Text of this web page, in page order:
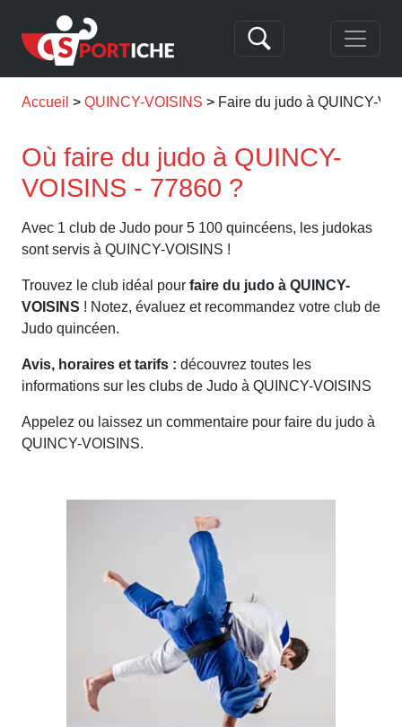
Accueil QUINCY-VOISINS Faire du judo à QUINCY-
Où faire du judo à QUINCY-
VOISINS - 77860 ?
Avec 1 club de Judo pour 5 100 quincéens, les judokas
sont servis à QUINCY-VOISINS !
Trouvez le club idéal pour faire du judo à QUINCY-
VOISINS ! Notez, évaluez et recommandez votre club de
Judo quincéen.
Avis, horaires et tarifs : découvrez toutes les
informations sur les clubs de Judo à QUINCY-VOISINS
Appelez ou laissez un commentaire pour faire du judo à
QUINCY-VOISINS.